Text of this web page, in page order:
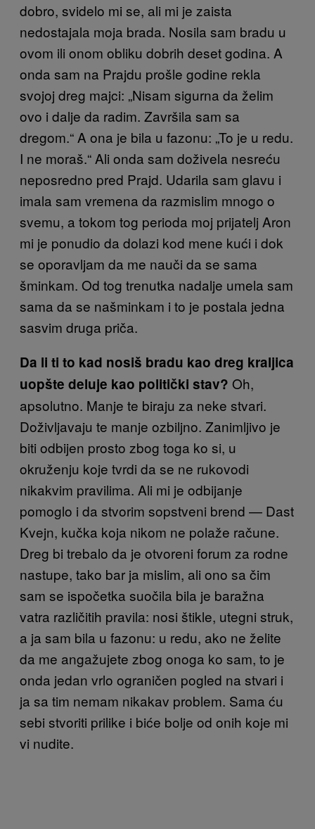
dobro, svidelo mi se, ali mi je zaista
nedostajala moja brada. Nosila sam bradu u
ovom ili onom obliku dobrih deset godina. A
onda sam na Prajdu prošle godine rekla
svojoj dreg majci: „Nisam sigurna da želim
ovo i dalje da radim. Završila sam sa
dregom.“ A ona je bila u fazonu: „To je u redu.
I ne moraš.“ Ali onda sam doživela nesreću
neposredno pred Prajd. Udarila sam glavu i
imala sam vremena da razmislim mnogo o
svemu, a tokom tog perioda moj prijatelj Aron
mi je ponudio da dolazi kod mene kući i dok
se oporavljam da me nauči da se sama
šminkam. Od tog trenutka nadalje umela sam
sama da se našminkam i to je postala jedna
sasvim druga priča.
Da li ti to kad nosiš bradu kao dreg kraljica
uopšte deluje kao politički stav? Oh,
apsolutno. Manje te biraju za neke stvari.
Doživljavaju te manje ozbiljno. Zanimljivo je
biti odbijen prosto zbog toga ko si, u
okruženju koje tvrdi da se ne rukovodi
nikakvim pravilima. Ali mi je odbijanje
pomoglo i da stvorim sopstveni brend — Dast
Kvejn, kučka koja nikom ne polaže račune.
Dreg bi trebalo da je otvoreni forum za rodne
nastupe, tako bar ja mislim, ali ono sa čim
sam se ispočetka suočila bila je baražna
vatra različitih pravila: nosi štikle, utegni struk,
a ja sam bila u fazonu: u redu, ako ne želite
da me angažujete zbog onoga ko sam, to je
onda jedan vrlo ograničen pogled na stvari i
ja sa tim nemam nikakav problem. Sama ću
sebi stvoriti prilike i biće bolje od onih koje mi
vi nudite.